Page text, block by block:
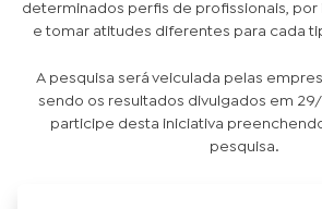
determinados perfis de profissionais, por
e tomar atitudes diferentes para cada
A pesquisa será veiculada pelas
sendo os resultados divulgados em
participe desta iniciativa
pesquisa.